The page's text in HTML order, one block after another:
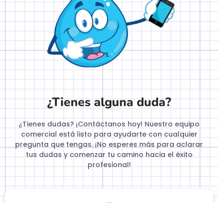
¿Tienes alguna duda?
¿Tienes dudas? ¡Contáctanos hoy! Nuestro equipo
comercial está listo para ayudarte con cualquier
pregunta que tengas. ¡No esperes más para aclarar
tus dudas y comenzar tu camino hacia el éxito
profesional!